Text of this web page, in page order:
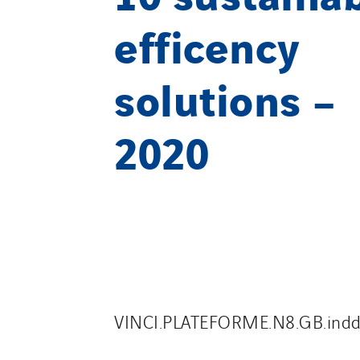
efficency
solutions –
2020